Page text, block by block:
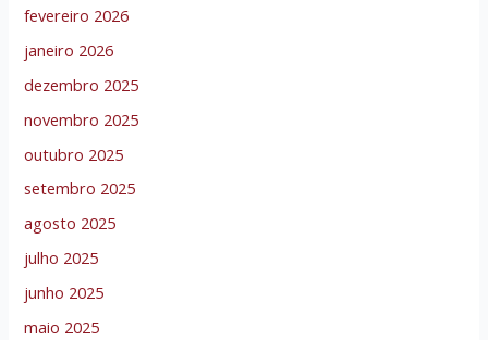
fevereiro 2026
janeiro 2026
dezembro 2025
novembro 2025
outubro 2025
setembro 2025
agosto 2025
julho 2025
junho 2025
maio 2025